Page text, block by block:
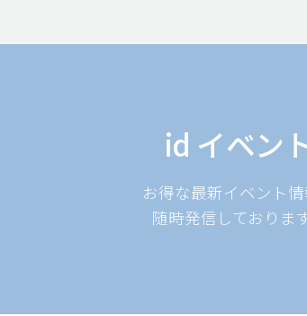
id イベン
お得な最新イベント情
随時発信しております